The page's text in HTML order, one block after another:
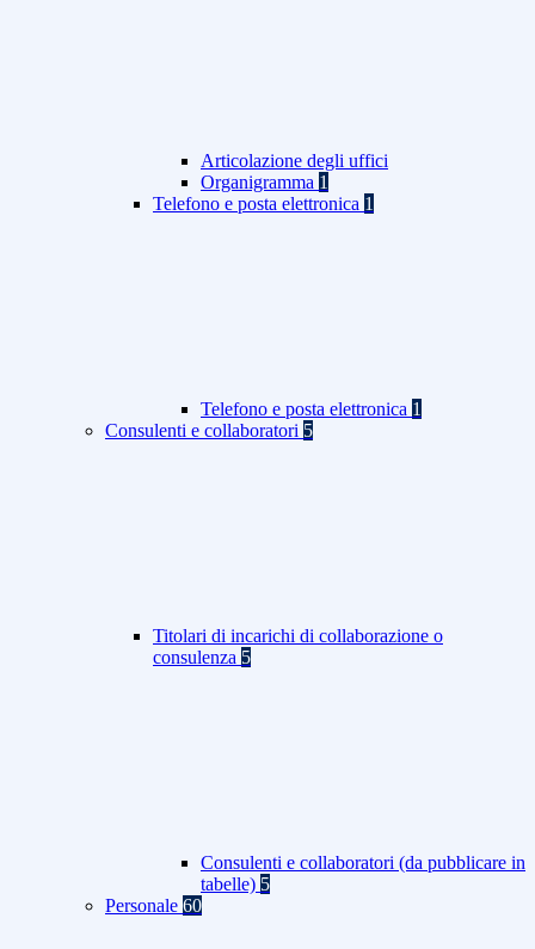
Articolazione degli uffici
Organigramma 1
Telefono e posta elettronica 1
Telefono e posta elettronica 1
Consulenti e collaboratori 5
Titolari di incarichi di collaborazione o
consulenza 5
Consulenti e collaboratori (da pubblicare in
tabelle) 5
Personale 60